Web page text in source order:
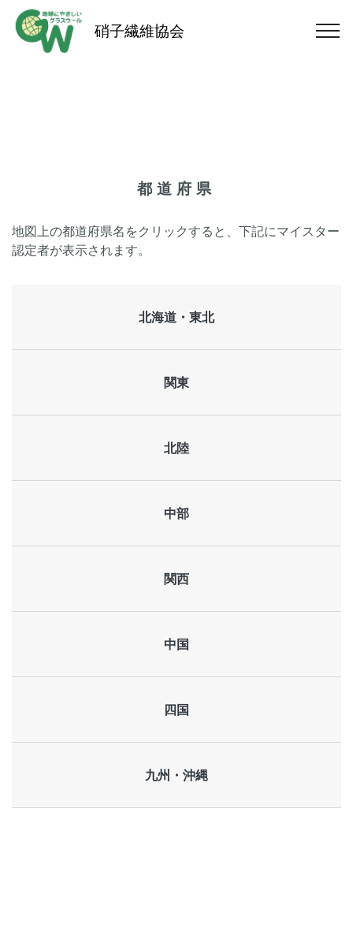
硝子繊維協会
都道府県
地図上の都道府県名をクリックすると、下記にマイスター
認定者が表示されます。
北海道・東北
関東
北陸
中部
関西
中国
四国
九州・沖縄